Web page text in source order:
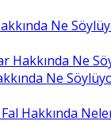
Ne
Hakkında Ne
Ne
Hakkında